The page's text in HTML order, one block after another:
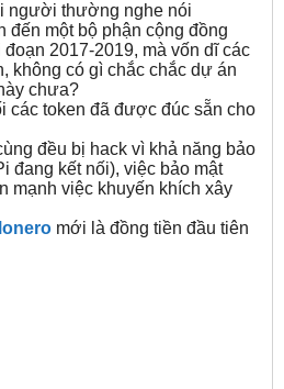
người thường nghe nói
đến một bộ phận cộng đồng
2017-2019, mà vốn dĩ các
không có gì chắc chắc dự án
chưa?
các token đã được đúc sẵn cho
đều bị hack vì khả năng bảo
đang kết nối), việc bảo mật
mạnh việc khuyến khích xây
mới là đồng tiền đầu tiên